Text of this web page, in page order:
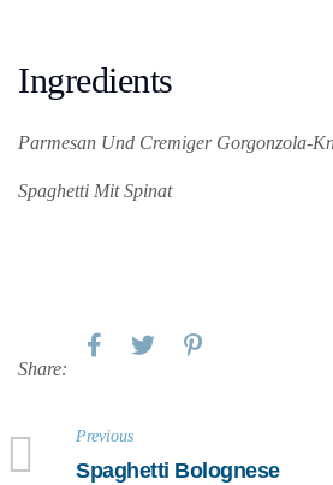
Ingredients
Parmesan Und Cremiger Gorgonzola-
Spaghetti Mit Spinat
Share:
Previous
Spaghetti Bolognese